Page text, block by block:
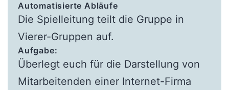
Automatisierte Abläufe
Die Spielleitung teilt die Gruppe in
Vierer-Gruppen auf.
Aufgabe:
Überlegt euch für die Darstellung von
Mitarbeitenden einer Internet-Firma